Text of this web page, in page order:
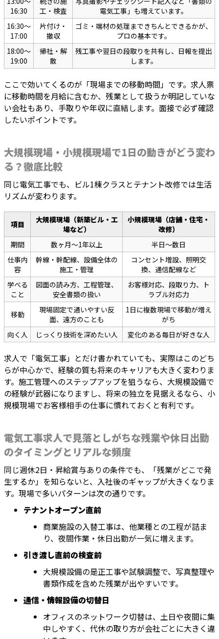
16:30
工・検査
電気工事」も増えています。
16:30〜
17:00
片付け・
撤収
ゴミ・端材の処理まできちんとできるかが、
プロの基本です。
18:00〜
19:00
帰社・解
散
残工事や翌日の段取りを共有し、日報を提出
します。
ここで効いてくるのが「現場までの移動時間」です。求人票
に移動時間を月給に含むか、残業として扱うか明記していな
い会社もあり、手取りや年収に直結します。面接で必ず確認
したいポイントです。
大規模現場・小規模現場で1日の動きがどう変わ
る？徹底比較
同じ電気工事でも、ビル1棟クラスとテナント改修では生活
リズムが変わります。
項目
大規模現場（新築ビル・工
場など）
小規模現場（店舗・住宅・
改修）
期間
数ヶ月〜1年以上
半日〜数日
仕事内
容
幹線・幹配線、設備全体の
施工・管理
コンセント増設、照明交
換、通信配線など
学べる
こと
図面の読み方、工程管理、
安全書類の扱い
お客様対応、段取り力、ト
ラブル対応力
移動
現場固定で通いやすい反
面、遠方のことも
1日に複数現場で移動が増え
がち
向く人
じっくり技術を深めたい人 変化のある毎日が好きな人
求人で「電気工事」とだけ書かれていても、実際はこのどち
らが中心かで、経験の質も将来のキャリアも大きく変わりま
す。施工管理へのステップアップを狙うなら、大規模設備で
の経験が武器になりますし、将来の独立を見据えるなら、小
規模現場でお客様相手の仕事に慣れておくと有利です。
電気工事求人で見落としがちな残業や休日出勤
のタイミングとリアルな頻度
同じ週休2日・昇給賞与ありの条件でも、「残業がどこで発
生するか」を知らないと、入社後のギャップが大きくなりま
す。現場で多いパターンは次の通りです。
テナントオープン直前
商業施設の入替工事は、他業種との工程が詰ま
り、夜間作業・休日出勤が一気に増えます。
引き渡し直前の検査前
大規模設備の是正工事や試験調整で、写真整理や
書類作成を含めた残業が出やすいです。
通信・情報設備の切替日
オフィスのネットワーク切替は、土日や夜間に集
中しやすく、代休の取り方が会社ごとに大きく違